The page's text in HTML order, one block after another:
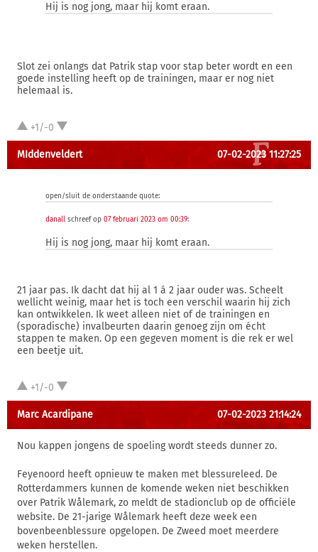
Hij is nog jong, maar hij komt eraan.
Slot zei onlangs dat Patrik stap voor stap beter wordt en een
goede instelling heeft op de trainingen, maar er nog niet
helemaal is.
+1/-0
MIddenveldert 07-02-2023 11:27:25
open/sluit de onderstaande quote:
danall schreef op 07 februari 2023 om 00:39:
Hij is nog jong, maar hij komt eraan.
21 jaar pas. Ik dacht dat hij al 1 á 2 jaar ouder was. Scheelt
wellicht weinig, maar het is toch een verschil waarin hij zich
kan ontwikkelen. Ik weet alleen niet of de trainingen en
(sporadische) invalbeurten daarin genoeg zijn om écht
stappen te maken. Op een gegeven moment is die rek er wel
een beetje uit.
+1/-0
Marc Acardipane 07-02-2023 21:14:24
Nou kappen jongens de spoeling wordt steeds dunner zo.
Feyenoord heeft opnieuw te maken met blessureleed. De
Rotterdammers kunnen de komende weken niet beschikken
over Patrik Wålemark, zo meldt de stadionclub op de officiële
website. De 21-jarige Wålemark heeft deze week een
bovenbeenblessure opgelopen. De Zweed moet meerdere
weken herstellen.